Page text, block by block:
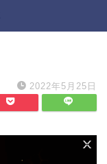
2022年5月25日